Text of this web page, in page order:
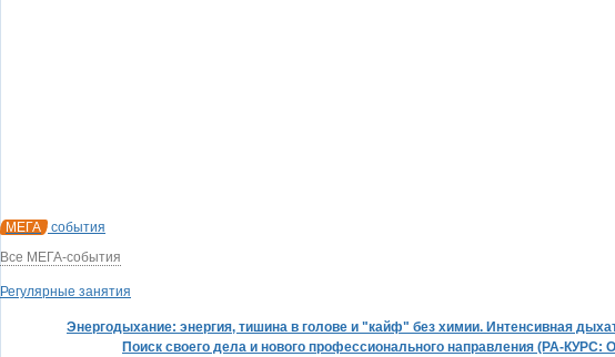
МЕГА
события
Все МЕГА-события
Регулярные занятия
Энергодыхание: энергия, тишина в голове и "кайф" без химии. Интенсивная
Поиск своего дела и нового профессионального направления (РА-КУРС: